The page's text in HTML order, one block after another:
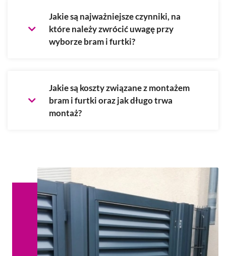
Jakie są najważniejsze czynniki, na
które należy zwrócić uwagę przy
wyborze bram i furtki?
Jakie są koszty związane z montażem
bram i furtki oraz jak długo trwa
montaż?